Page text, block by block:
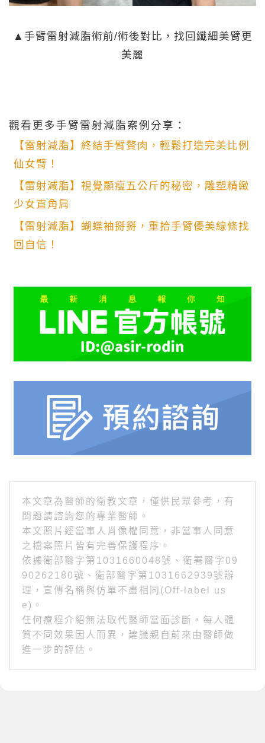
▲手臂雷射減脂術前/術後對比，找回纖細美臂更
美麗
觀看更多手臂雷射減脂案例分享：
【雷射減脂】終結手臂贅肉，輕鬆打造完美比例
仙女臂！
【雷射減脂】視覺顯瘦五公斤的秘密，雕塑精緻
少女直角肩
【雷射減脂】蝴蝶袖掰掰，重拾手臂優美線條找
回自信！
本文章為醫師的衛教文章，僅供民眾參考，有
問題請諮詢您的專業醫師。
本文照片經當事人肖像權同意，非當事人同意
之檔案照片皆有完善保護程序。
依據衛部醫字第1031660048號、衛署醫字09
90262180號、衛部醫字第1031662939號辦
理，宣傳名稱與仿單不盡相同(Off-label us
e)。
任何療程介紹無法取代醫師當面診斷，每人體
質不同效果因人而異，建議親自前來由醫師做
進一步的評估。